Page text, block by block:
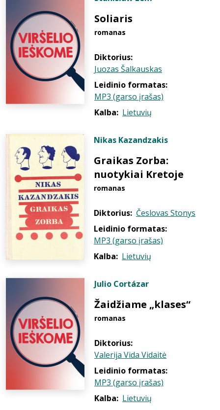
Soliaris
romanas
Diktorius:
Juozas Šalkauskas
Leidinio formatas:
MP3 (garso įrašas)
Kalba: Lietuvių
Nikas Kazandzakis
Graikas Zorba:
nuotykiai Kretoje
romanas
Diktorius: Česlovas Stonys
Leidinio formatas:
MP3 (garso įrašas)
Kalba: Lietuvių
Julio Cortázar
Žaidžiame „klases“
romanas
Diktorius:
Valerija Vida Vidaitė
Leidinio formatas:
MP3 (garso įrašas)
Kalba: Lietuvių